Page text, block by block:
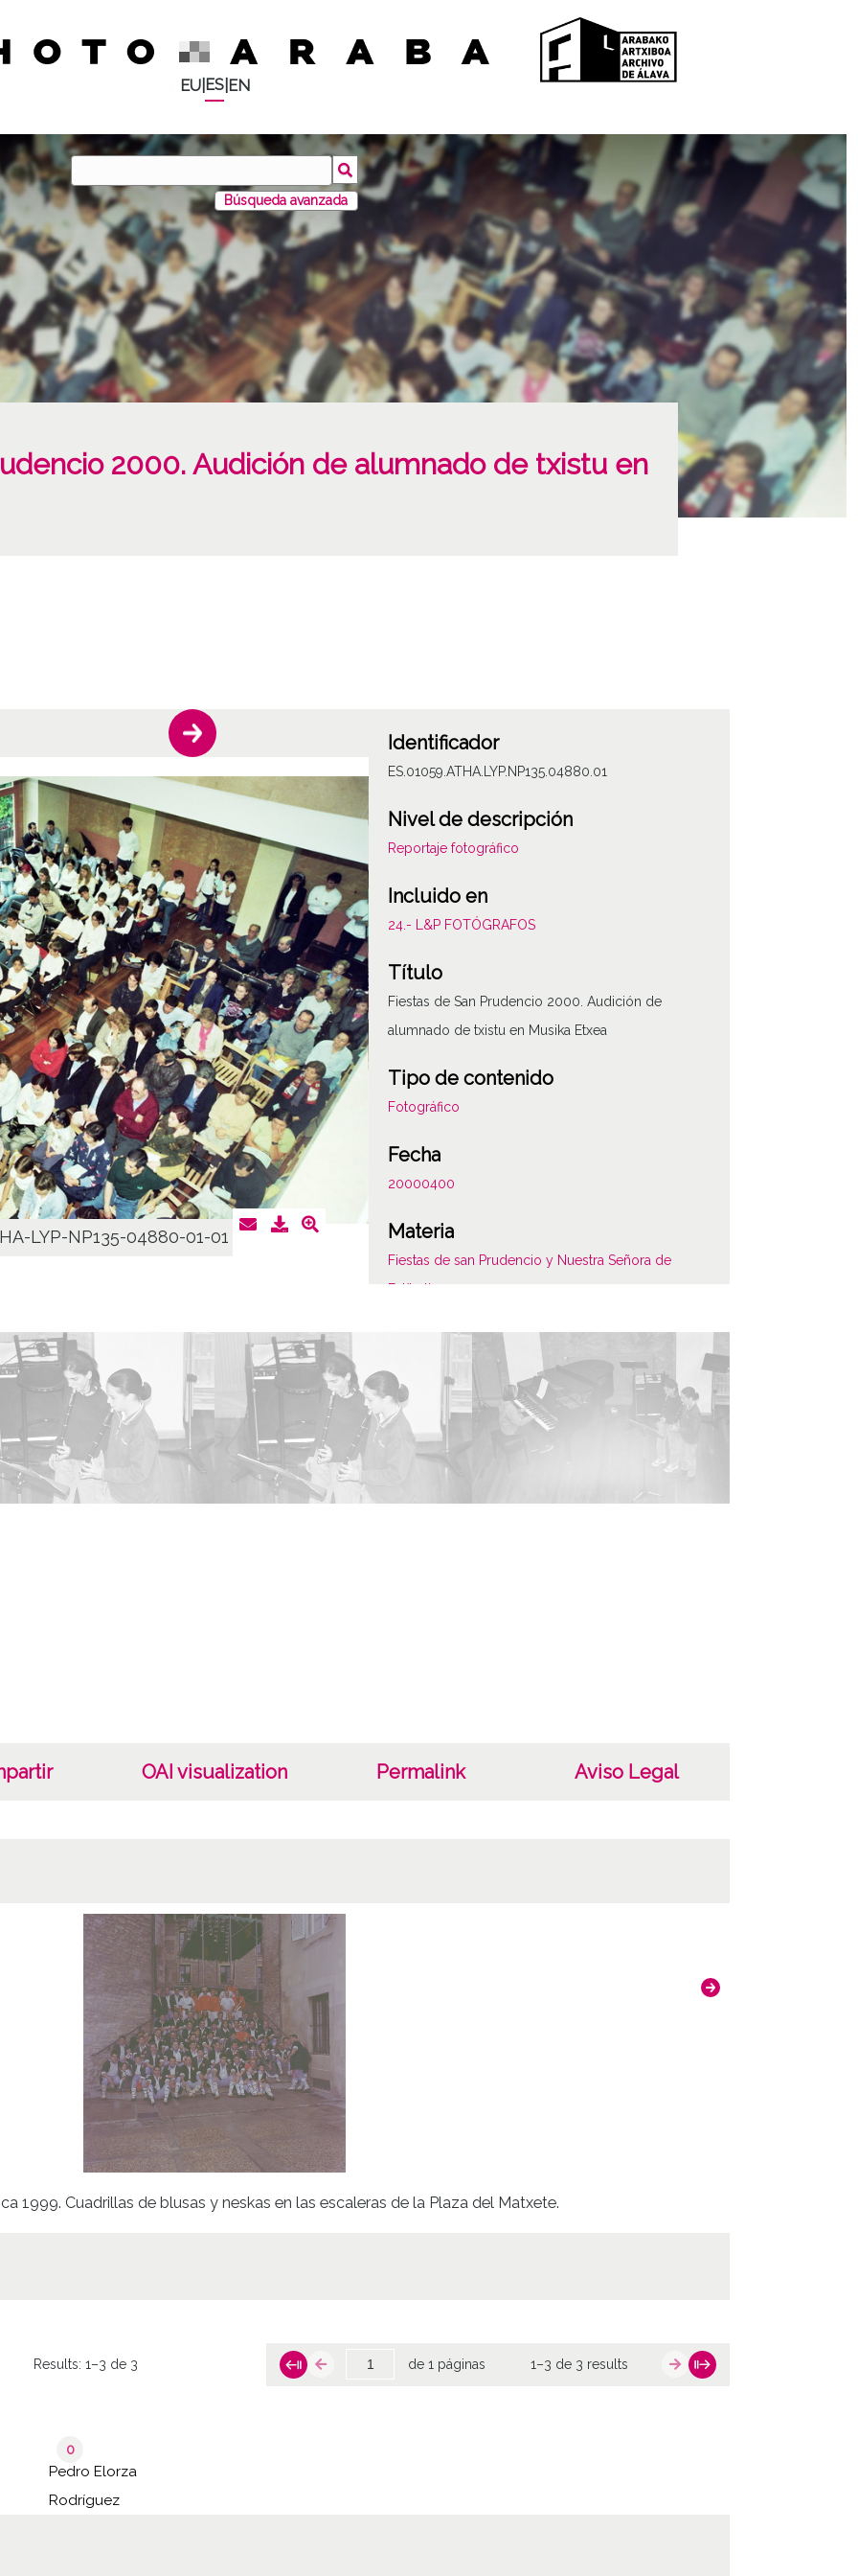
EU| ES| EN
Búsqueda avanzada
2000. Audición de alumnado de txistu en
LYP-NP135-04880-01-01
Identificador
ES.01059.ATHA.LYP.NP135.04880.01
Nivel de descripción
Reportaje fotográfico
Incluido en
24.- L&P FOTÓGRAFOS
Título
Fiestas de San Prudencio 2000. Audición de
alumnado de txistu en Musika Etxea
Tipo de contenido
Fotográfico
Fecha
20000400
Materia
Fiestas de san Prudencio y Nuestra Señora de
Estíbaliz
Luis Montoya Pérez
Pedro Elorza Rodríguez
Licencia de las imágenes
CC BY-NC-SA 4.0
OAI visualization Permalink Aviso Legal
1999. Cuadrillas de blusas y neskas en las escaleras de la Plaza del Matxete.
Results:1–3 de 3 de 1 páginas 1–3 de 3 results
0
Pedro Elorza
Rodríguez